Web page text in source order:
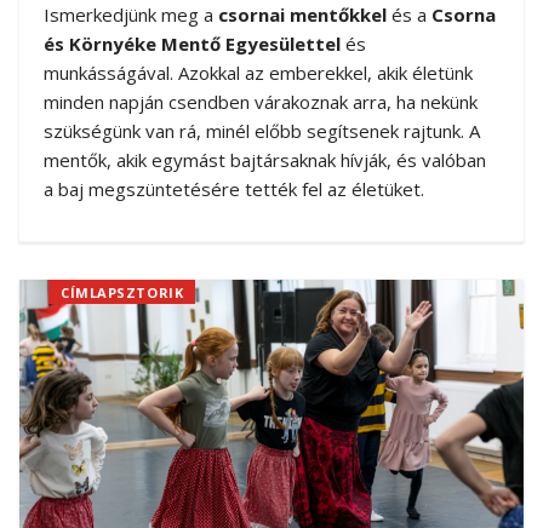
Ismerkedjünk meg a csornai mentőkkel és a Csorna
és Környéke Mentő Egyesülettel és
munkásságával. Azokkal az emberekkel, akik életünk
minden napján csendben várakoznak arra, ha nekünk
szükségünk van rá, minél előbb segítsenek rajtunk. A
mentők, akik egymást bajtársaknak hívják, és valóban
a baj megszüntetésére tették fel az életüket.
CÍMLAPSZTORIK